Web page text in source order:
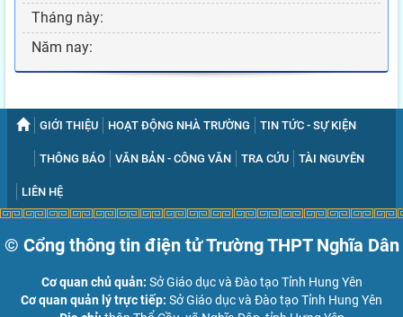
Tháng này:
Năm nay:
GIỚI THIỆU HOẠT ĐỘNG NHÀ TRƯỜNG TIN TỨC - SỰ KIỆN
THÔNG BÁO VĂN BẢN - CÔNG VĂN TRA CỨU TÀI NGUYÊN
LIÊN HỆ
© Cổng thông tin điện tử Trường THPT Nghĩa Dân
Cơ quan chủ quản: Sở Giáo dục và Đào tạo Tỉnh Hung Yên
Cơ quan quản lý trực tiếp: Sở Giáo dục và Đào tạo Tỉnh Hung Yên